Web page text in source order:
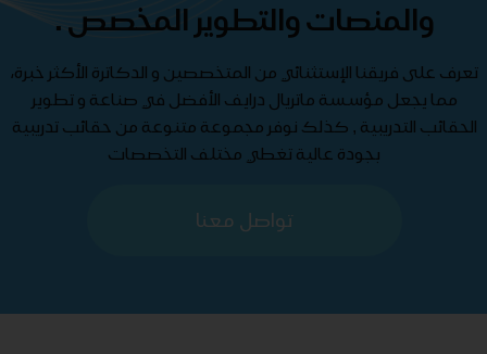
والمنصات والتطوير المخصص .
تعرف على فريقنا الإستثنائي من المتخصصين و الدكاترة الأكثر خبرة،
مما يجعل مؤسسة ماتريال درايف الأفضل في صناعة و تطوير
الحقائب التدريبية , كذلك نوفر مجموعة متنوعة من حقائب تدريبية
بجودة عالية تغطي مختلف التخصصات
تواصل معنا